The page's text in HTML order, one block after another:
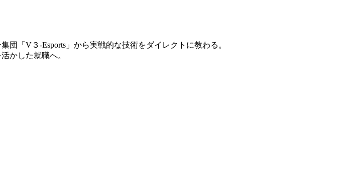
「V３-Esports」から実戦的な技術をダイレクトに教わる。
かした就職へ。